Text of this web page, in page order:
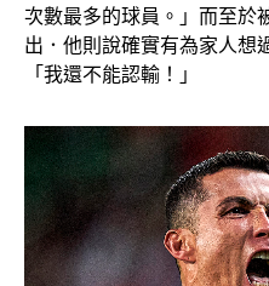
次數最多的球員。」而至於
出．他則說確實有為家人想
「我還不能認輸！」